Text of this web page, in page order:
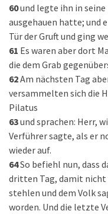
60und legte ihn in seine
ausgehauen hatte; und
Tür der Gruft und ging
61 Es waren aber dort
die dem Grab
62Am nächsten Tag
versammelten sich die
Pilatus
63und sprachen: Herr,
Verführer sagte, als er
wieder auf.
64So befiehl nun, dass
dritten Tag, damit nicht
stehlen und dem Volk
worden. Und die letzte